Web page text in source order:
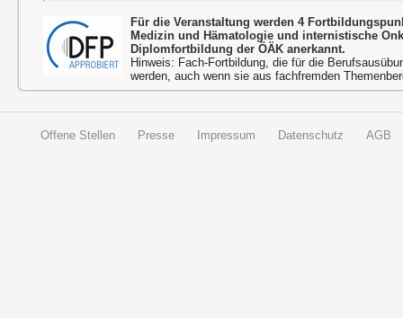
Für die Veranstaltung werden 4
Medizin und Hämatologie und internistische
Diplomfortbildung der ÖÄK anerkannt.
Hinweis: Fach-Fortbildung, die für die
werden, auch wenn sie aus fachfremden
Offene Stellen Presse Impressum Datenschutz AGB